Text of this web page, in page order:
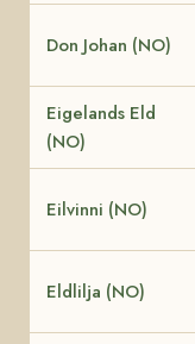
Don Johan (NO)
Eigelands Eld
(NO)
Eilvinni (NO)
Eldlilja (NO)